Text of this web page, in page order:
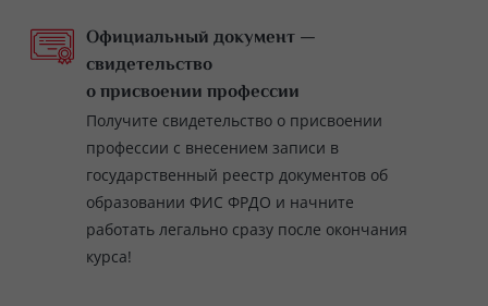
Официальный документ —
свидетельство
о присвоении профессии
Получите свидетельство о присвоении
профессии с внесением записи в
государственный реестр документов об
образовании ФИС ФРДО и начните
работать легально сразу после окончания
курса!